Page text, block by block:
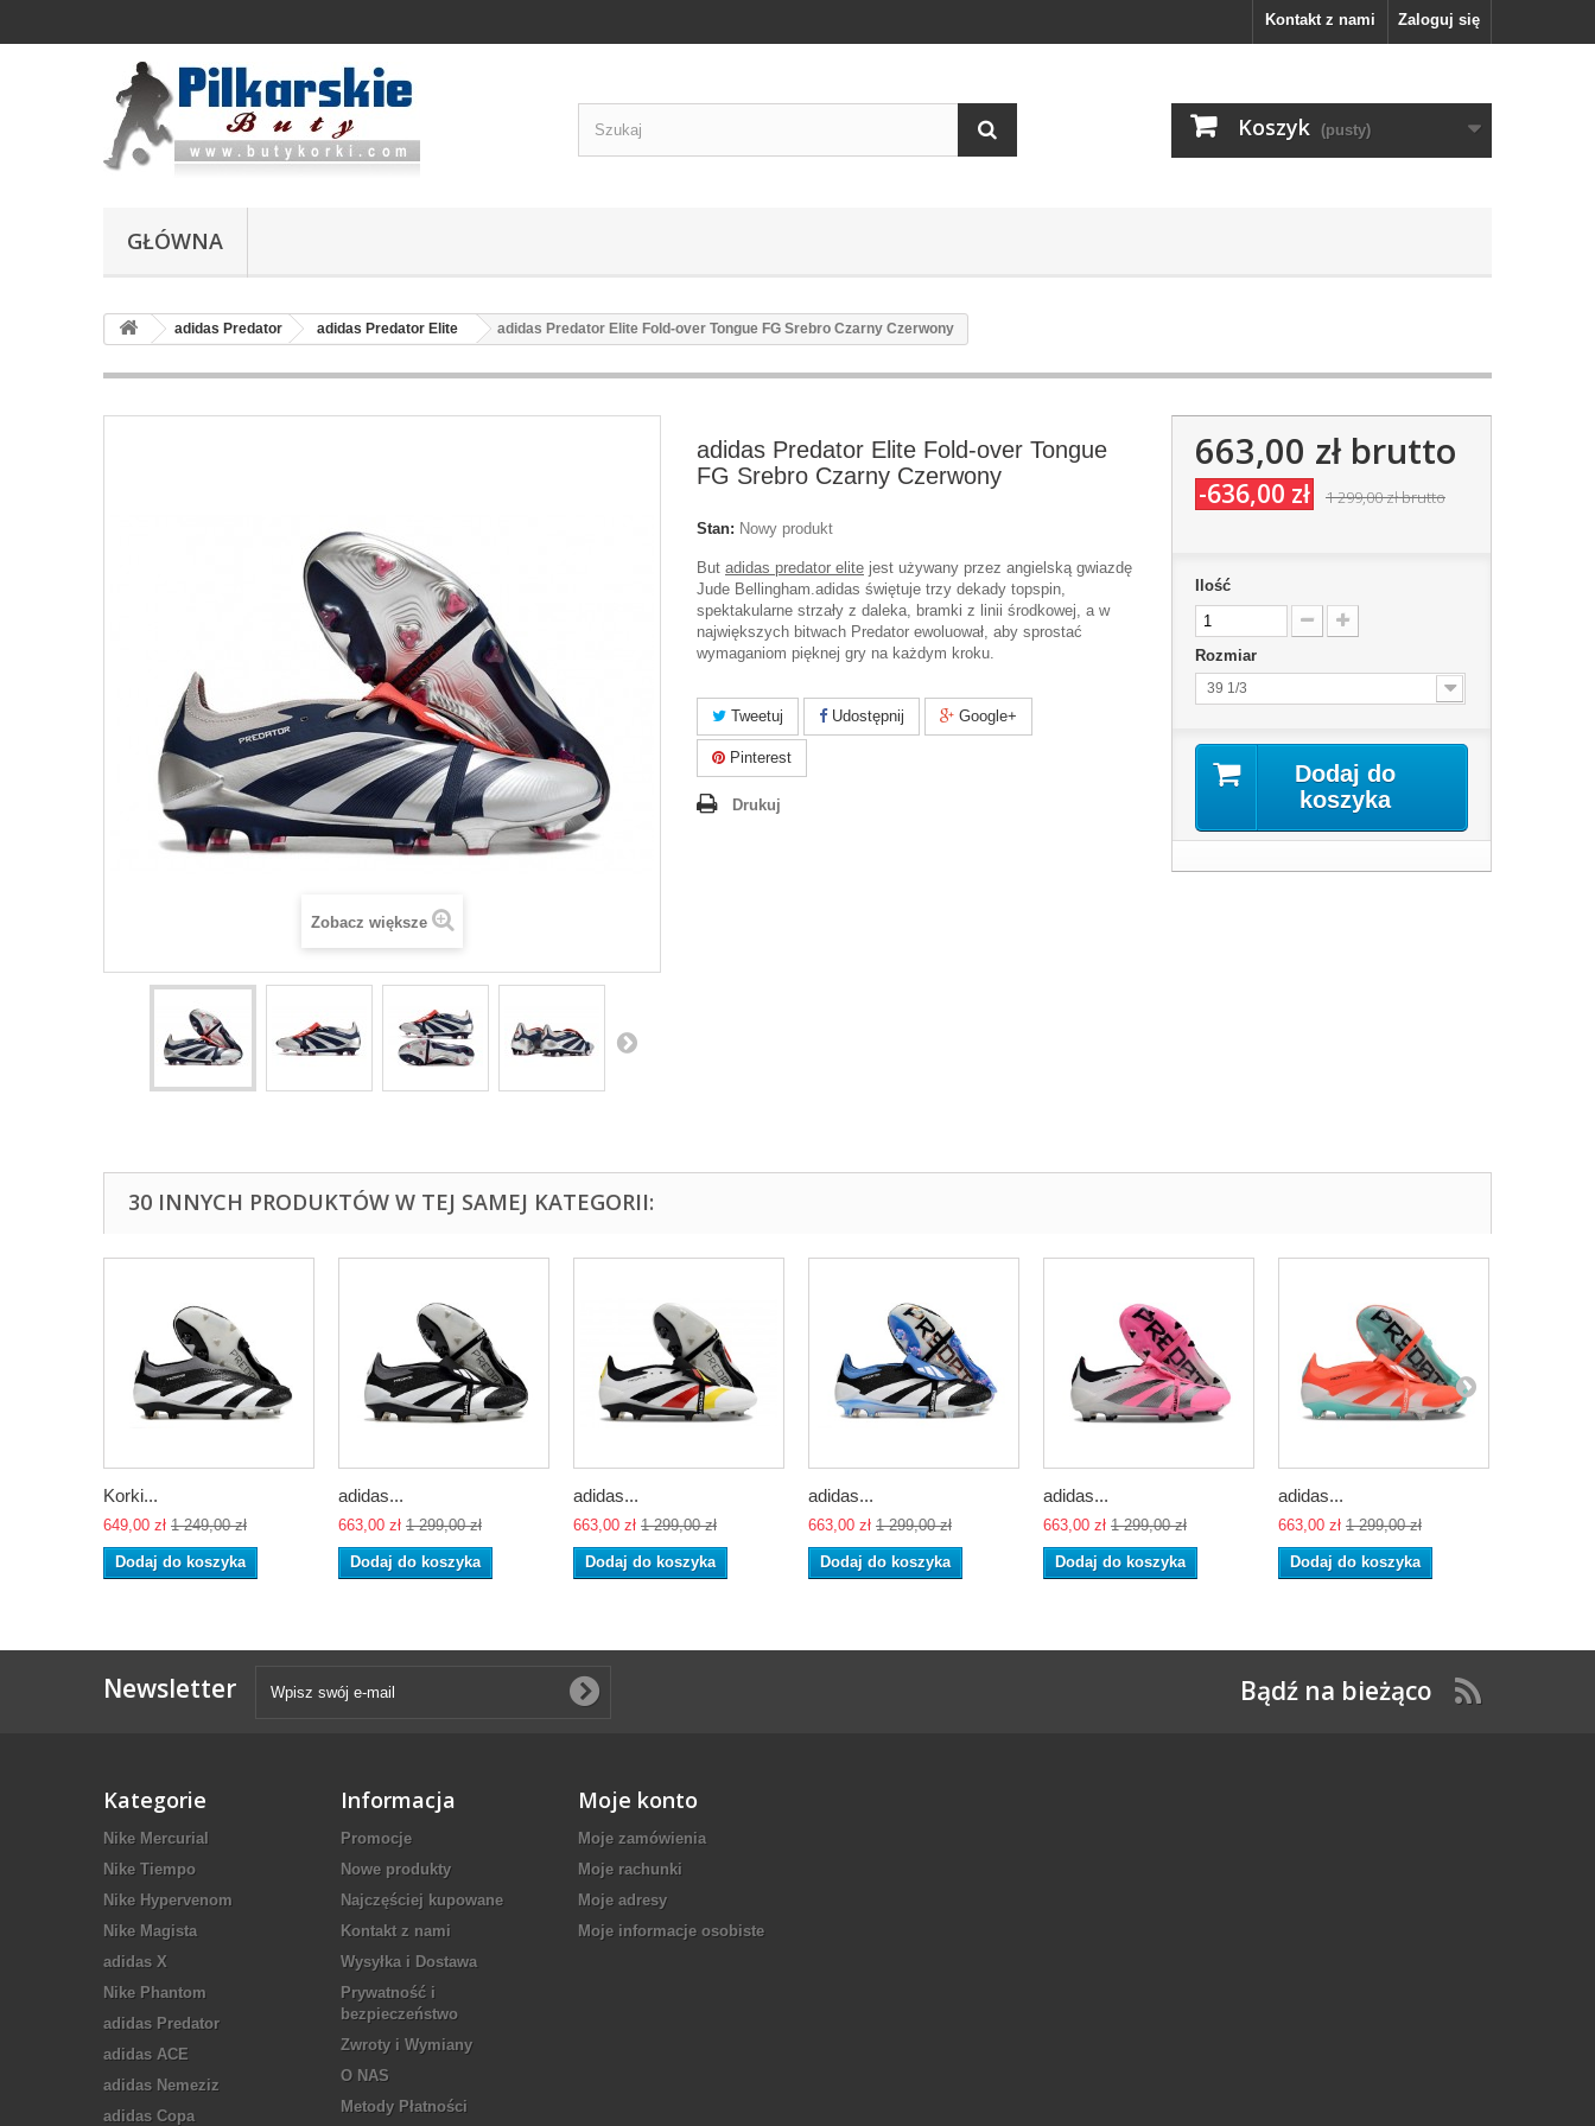
Zaloguj się
Kontakt z nami
Koszyk (pusty)
GŁÓWNA
adidas Predator adidas Predator Elite adidas Predator Elite Fold-over Tongue FG Srebro Czarny Czerwony
Zobacz większe
adidas Predator Elite Fold-over Tongue
FG Srebro Czarny Czerwony
Stan: Nowy produkt
But adidas predator elite jest używany przez angielską gwiazdę
Jude Bellingham.adidas świętuje trzy dekady topspin,
spektakularne strzały z daleka, bramki z linii środkowej, a w
największych bitwach Predator ewoluował, aby sprostać
wymaganiom pięknej gry na każdym kroku.
Tweetuj Udostępnij Google+
Pinterest
Drukuj
663,00 złbrutto
-636,00 zł 1 299,00 złbrutto
Ilość
Rozmiar
39 1/3
Dodaj do
koszyka
30 INNYCH PRODUKTÓW W TEJ SAMEJ KATEGORII:
Korki...
649,00 zł 1 249,00 zł
Dodaj do koszyka
adidas...
663,00 zł 1 299,00 zł
Dodaj do koszyka
adidas...
663,00 zł 1 299,00 zł
Dodaj do koszyka
adidas...
663,00 zł 1 299,00 zł
Dodaj do koszyka
adidas...
663,00 zł 1 299,00 zł
Dodaj do koszyka
adidas...
663,00 zł 1 299,00 zł
Dodaj do koszyka
Newsletter Bądź na bieżąco
Kategorie
Nike Mercurial
Nike Tiempo
Nike Hypervenom
Nike Magista
adidas X
Nike Phantom
adidas Predator
adidas ACE
adidas Nemeziz
adidas Copa
Informacja
Promocje
Nowe produkty
Najczęściej kupowane
Kontakt z nami
Wysyłka i Dostawa
Prywatność i
bezpieczeństwo
Zwroty i Wymiany
O NAS
Metody Płatności
Moje konto
Moje zamówienia
Moje rachunki
Moje adresy
Moje informacje osobiste